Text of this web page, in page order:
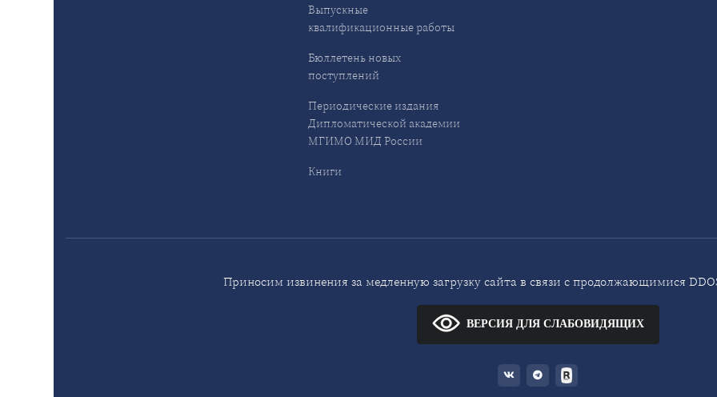
Выпускные
квалификационные работы
Бюллетень новых
поступлений
Периодические издания
Дипломатической академии
МГИМО МИД России
Книги
Приносим извинения за медленную загрузку сайта в связи с продолжающимися
ВЕРСИЯ ДЛЯ СЛАБОВИДЯЩИХ